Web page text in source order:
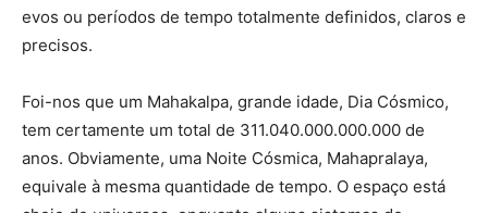
evos ou períodos de tempo totalmente definidos, claros e
precisos.
Foi-nos que um Mahakalpa, grande idade, Dia Cósmico,
tem certamente um total de 311.040.000.000.000 de
anos. Obviamente, uma Noite Cósmica, Mahapralaya,
equivale à mesma quantidade de tempo. O espaço está